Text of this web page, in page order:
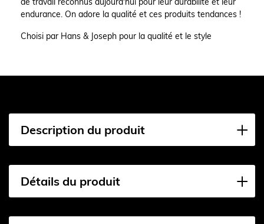
endurance. On adore la qualité et ces produits tendances !
Choisi par Hans & Joseph pour la qualité et le style
Description du produit
Détails du produit